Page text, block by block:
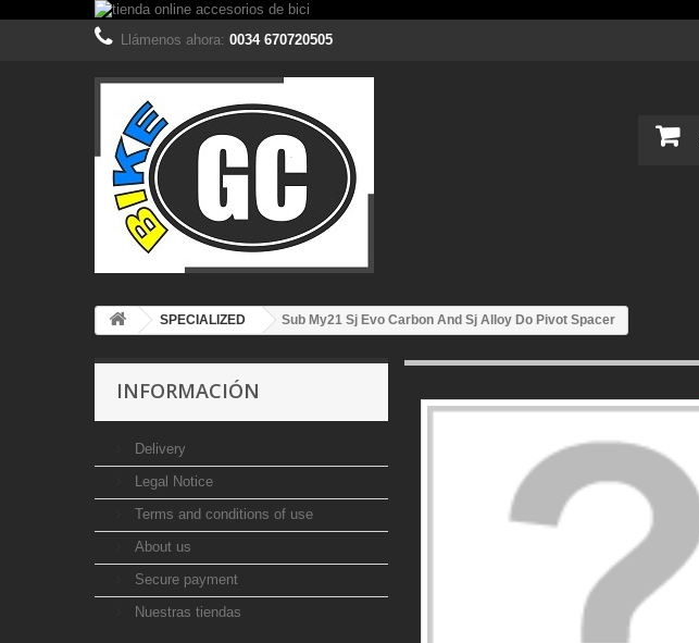
Llámenos ahora: 0034 670720505
SPECIALIZED Sub My21 Sj Evo Carbon And Sj Alloy Do Pivot Spacer
INFORMACIÓN
Delivery
Legal Notice
Terms and conditions of use
About us
Secure payment
Nuestras tiendas